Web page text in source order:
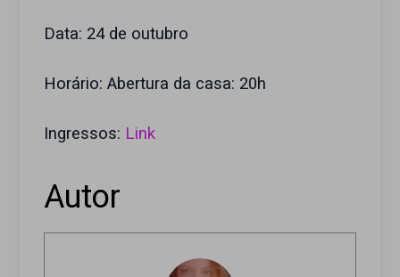
Data: 24 de outubro
Horário: Abertura da casa: 20h
Ingressos: Link
Autor